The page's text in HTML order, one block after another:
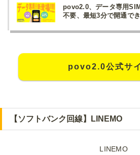
povo2.0、データ専用
不要、最短3分で開通で
povo2.0公式サ
【ソフトバンク回線】LINEMO
LINEMO